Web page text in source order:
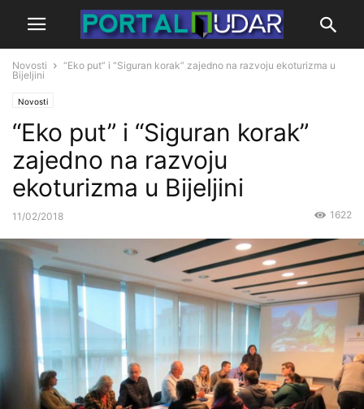
Novosti
“Eko put” i “Siguran korak” zajedno na razvoju ekoturizma u
Bijeljini
Novosti
“Eko put” i “Siguran korak”
zajedno na razvoju
ekoturizma u Bijeljini
11/02/2018 1622